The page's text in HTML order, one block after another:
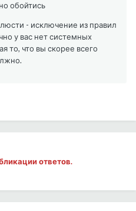
обойтись
- исключение из правил
у вас нет системных
то, что вы скорее всего
ответов.